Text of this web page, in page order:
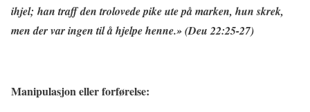
ihjel; han traff den trolovede pike ute på marken, hun skrek,
men der var ingen til å hjelpe henne.» (Deu 22:25-27)
Manipulasjon eller forførelse: